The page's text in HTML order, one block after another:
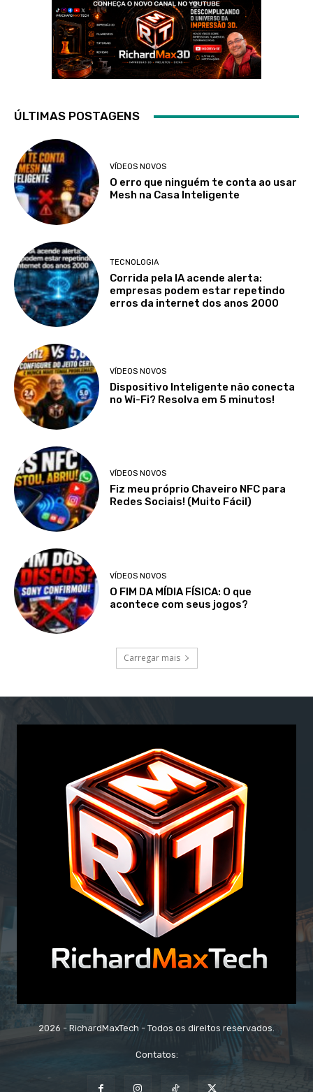
ÚLTIMAS POSTAGENS
VÍDEOS NOVOS
O erro que ninguém te conta ao usar
Mesh na Casa Inteligente
TECNOLOGIA
Corrida pela IA acende alerta:
empresas podem estar repetindo
erros da internet dos anos 2000
VÍDEOS NOVOS
Dispositivo Inteligente não conecta
no Wi-Fi? Resolva em 5 minutos!
VÍDEOS NOVOS
Fiz meu próprio Chaveiro NFC para
Redes Sociais! (Muito Fácil)
VÍDEOS NOVOS
O FIM DA MÍDIA FÍSICA: O que
acontece com seus jogos?
Carregar mais
2026 - RichardMaxTech - Todos os direitos reservados.
Contatos: